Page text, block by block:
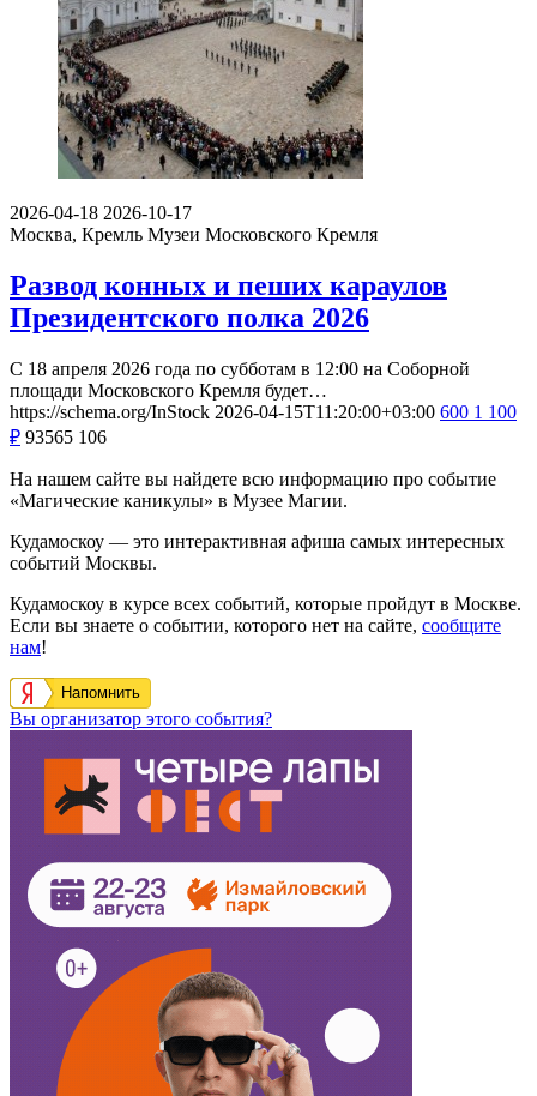
2026-04-18 2026-10-17
Москва, Кремль Музеи Московского Кремля
Развод конных и пеших караулов
Президентского полка 2026
С 18 апреля 2026 года по субботам в 12:00 на Соборной
площади Московского Кремля будет…
https://schema.org/InStock 2026-04-15T11:20:00+03:00 600 1 100
₽ 93565 106
На нашем сайте вы найдете всю информацию про событие
«Магические каникулы» в Музее Магии.
Кудамоскоу — это интерактивная афиша самых интересных
событий Москвы.
Кудамоскоу в курсе всех событий, которые пройдут в Москве.
Если вы знаете о событии, которого нет на сайте, сообщите
нам!
Напомнить
Вы организатор этого события?